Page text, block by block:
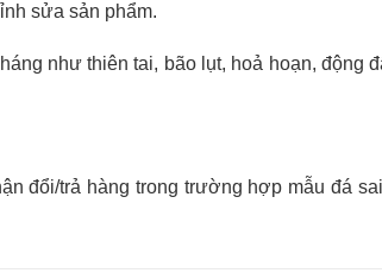
sửa sản phẩm.
như thiên tai, bão lụt, hoả hoạn, động
đổi/trả hàng trong trường hợp mẫu đá